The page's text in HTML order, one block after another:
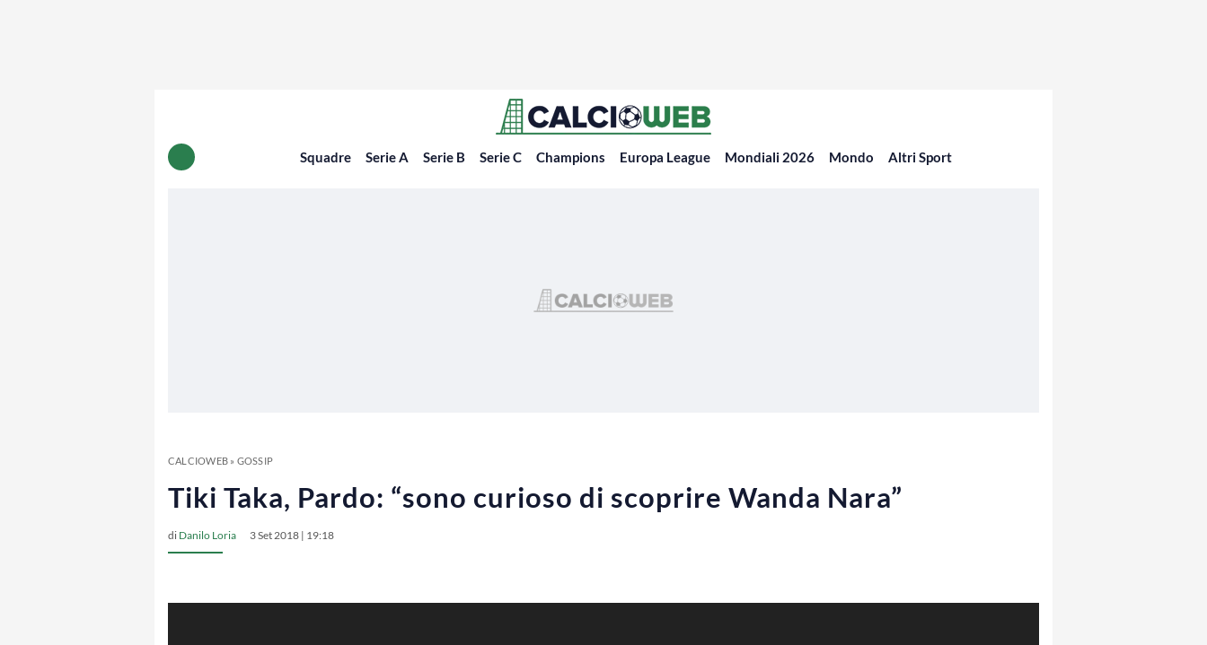
Squadre Serie A Serie B Serie C Champions Europa League Mondiali 2026 Mondo Altri Sport
CALCIOWEB» GOSSIP
Tiki Taka, Pardo: “sono curioso di scoprire Wanda Nara”
di Danilo Loria 3 Set 2018 | 19:18